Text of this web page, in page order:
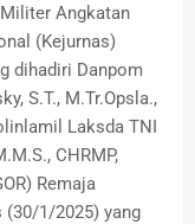
Angkatan
(Kejurnas)
dihadiri Danpom
S.T., M.Tr.Opsla.,
Laksda TNI
CHRMP,
Remaja
(30/1/2025) yang